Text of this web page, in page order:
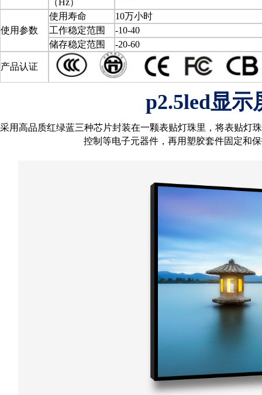
（Hz）
使用参数
使用寿命
10万小时
工作稳定范围
-10-40
储存稳定范围
-20-60
产品认证
p2.5led显
采用高品质红绿蓝三种芯片封装在一颗表贴灯珠里，将表贴灯
控制等电子元器件，再用塑胶套件固定和